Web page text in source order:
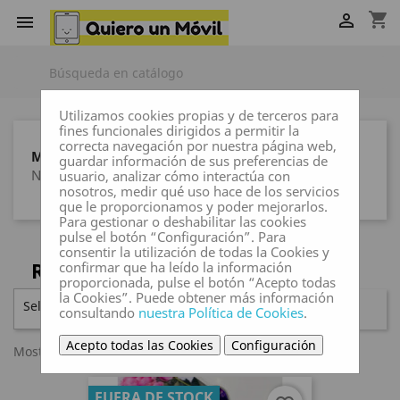
 shopping_cart

MARCAS
Ninguna marca
REALME
Seleccionar  FILTRAR
Mostrando 1-30 de 35 artículo(s)
Utilizamos cookies propias y de terceros para
fines funcionales dirigidos a permitir la
correcta navegación por nuestra página web,
guardar información de sus preferencias de
usuario, analizar cómo interactúa con
nosotros, medir qué uso hace de los servicios
que le proporcionamos y poder mejorarlos.
Para gestionar o deshabilitar las cookies
pulse el botón “Configuración”. Para
consentir la utilización de todas la Cookies y
confirmar que ha leído la información
proporcionada, pulse el botón “Acepto todas
la Cookies”. Puede obtener más información
consultando nuestra Política de Cookies.
Acepto todas las Cookies Configuración